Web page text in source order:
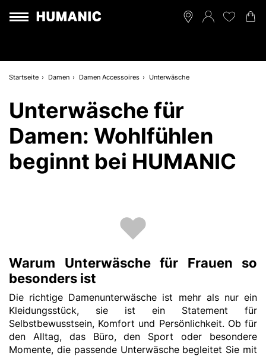
Startseite Damen Damen Accessoires Unterwäsche
Unterwäsche für
Damen: Wohlfühlen
beginnt bei HUMANIC
Warum Unterwäsche für Frauen so
besonders ist
Die richtige Damenunterwäsche ist mehr als nur ein
Kleidungsstück, sie ist ein Statement für
Selbstbewusstsein, Komfort und Persönlichkeit. Ob für
den Alltag, das Büro, den Sport oder besondere
Momente, die passende Unterwäsche begleitet Sie mit